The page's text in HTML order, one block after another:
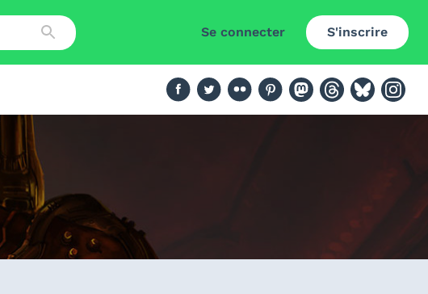
Se connecter S'inscrire